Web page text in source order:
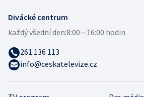
Divácké centrum
každý všední den:8:00—16:00 hodin
261 136 113
info@ceskatelevize.cz